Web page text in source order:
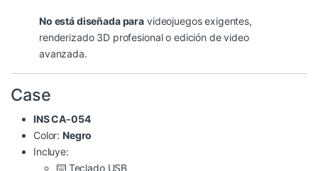
No está diseñada para videojuegos exigentes,
renderizado 3D profesional o edición de video
avanzada.
Case
INS CA-054
Color:Negro
Incluye:
⌨️ Teclado USB